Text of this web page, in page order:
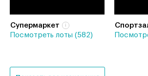
Супермаркет
Посмотреть лоты (582)